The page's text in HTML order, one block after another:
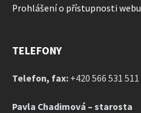
Prohlášení o přístupnosti webu
TELEFONY
Telefon, fax: +420 566 531 511
Pavla Chadimová – starosta